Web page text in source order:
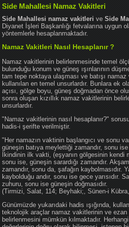
Side Mahallesi Namaz Vakitleri
Side Mahallesi namaz vakitleri veSide
Diyanet İşleri Başkanlığı fetvalarına uygun
yöntemlerle hesaplanmaktadır.
Namaz Vakitleri Nasıl Hesaplanır ?
Namaz vakitlerinin belirlenmesinde temel
bulunduğu konum ve güneş ışınlarının
tam tepe noktaya ulaşması ve batışı
kullanılan en temel unsurlardır. Bunlara ek
açısı, gölge boyu, güneş doğmadan önce
sonra oluşan kızıllık namaz vakitlerinin
unsurlardır.
"Namaz vakitlerinin nasıl hesaplanır?"
hadis-i şerifte verilmiştir.
"Her namazın vaktinin başlangıcı ve sonu
güneşin batıya meylettiği zamandır, sonu
İkindinin ilk vakti, (eşyanın gölgesinin kendi
sonu ise, güneşin sarardığı zamandır.
zamandır, sonu da, şafağın kaybolmasıdır.
kaybolduğu andır, sonu ise gece yarısıdır.
zuhuru, sonu ise güneşin doğmasıdır.
(Tirmizi, Salat, 114; Beyhaki;, Sünen-i
Günümüzde yukarıdaki hadis ışığında,
teknolojik araçlar namaz vakitlerinin ve
belirlenmesini mümkün kılmaktadır.